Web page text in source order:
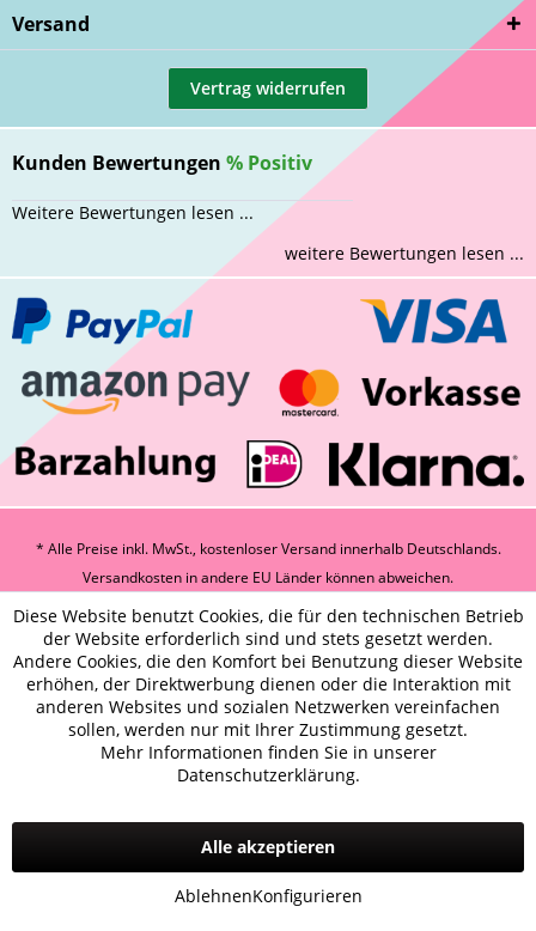
Versand
Vertrag widerrufen
Kunden Bewertungen % Positiv
Weitere Bewertungen lesen ...
weitere Bewertungen lesen ...
* Alle Preise inkl. MwSt., kostenloser Versand innerhalb Deutschlands.
Versandkosten in andere EU Länder können abweichen.
Diese Website benutzt Cookies, die für den technischen Betrieb
der Website erforderlich sind und stets gesetzt werden.
Andere Cookies, die den Komfort bei Benutzung dieser Website
erhöhen, der Direktwerbung dienen oder die Interaktion mit
anderen Websites und sozialen Netzwerken vereinfachen
sollen, werden nur mit Ihrer Zustimmung gesetzt.
Mehr Informationen finden Sie in unserer
Datenschutzerklärung.
Alle akzeptieren
AblehnenKonfigurieren